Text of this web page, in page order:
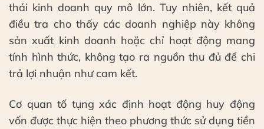
thái kinh doanh quy mô lớn. Tuy nhiên, kết quả
điều tra cho thấy các doanh nghiệp này không
sản xuất kinh doanh hoặc chỉ hoạt động mang
tính hình thức, không tạo ra nguồn thu đủ để chi
trả lợi nhuận như cam kết.
Cơ quan tố tụng xác định hoạt động huy động
vốn được thực hiện theo phương thức sử dụng tiền